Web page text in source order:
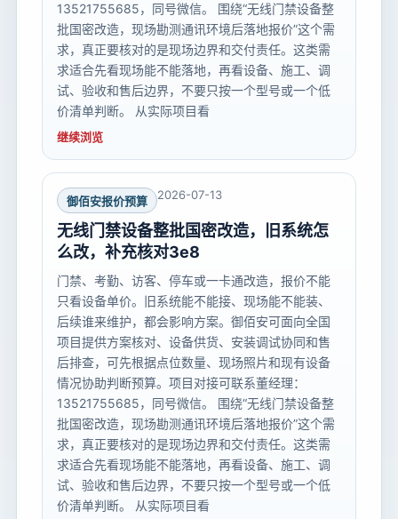
13521755685，同号微信。 围绕“无线门禁设备整
批国密改造，现场勘测通讯环境后落地报价”这个需
求，真正要核对的是现场边界和交付责任。这类需
求适合先看现场能不能落地，再看设备、施工、调
试、验收和售后边界，不要只按一个型号或一个低
价清单判断。 从实际项目看
继续浏览
御佰安报价预算 2026-07-13
无线门禁设备整批国密改造，旧系统怎
么改，补充核对3e8
门禁、考勤、访客、停车或一卡通改造，报价不能
只看设备单价。旧系统能不能接、现场能不能装、
后续谁来维护，都会影响方案。御佰安可面向全国
项目提供方案核对、设备供货、安装调试协同和售
后排查，可先根据点位数量、现场照片和现有设备
情况协助判断预算。项目对接可联系董经理：
13521755685，同号微信。 围绕“无线门禁设备整
批国密改造，现场勘测通讯环境后落地报价”这个需
求，真正要核对的是现场边界和交付责任。这类需
求适合先看现场能不能落地，再看设备、施工、调
试、验收和售后边界，不要只按一个型号或一个低
价清单判断。 从实际项目看